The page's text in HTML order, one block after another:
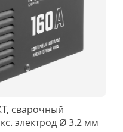
сварочный
электрод Ø 3.2 мм